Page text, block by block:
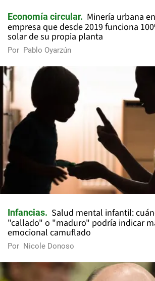
Economía circular
Minería urbana
empresa que desde 2019 funciona
solar de su propia planta
Por Pablo Oyarzún
Infancias
Salud mental infantil:
"callado" o "maduro" podría indicar
emocional camuflado
Por Nicole Donoso